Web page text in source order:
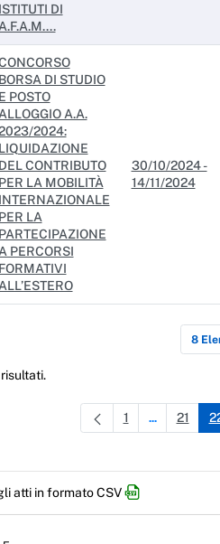
ISTITUTI DI
A.F.A.M....
BORSA DI STUDIO
E POSTO
ALLOGGIO A.A.
2024:
LIQUIDAZIONE
DEL CONTRIBUTO
PER LA MOBILITÀ
INTERNAZIONALE
PER LA
PARTECIPAZIONE
A PERCORSI
FORMATIVI
ALL’ESTERO
30/10/2024 -
14/11/2024
8
Pagina
1 ...Pagine
21
atti in formato CSV